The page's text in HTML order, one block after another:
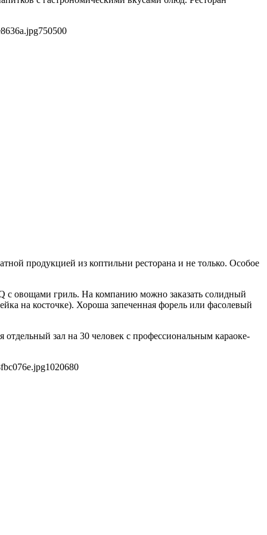
750500
продукцией из коптильни ресторана и не только. Особое
с овощами гриль. На компанию можно заказать солидный
на косточке). Хороша запеченная форель или фасолевый
зал на 30 человек с профессиональным караоке-
1020680